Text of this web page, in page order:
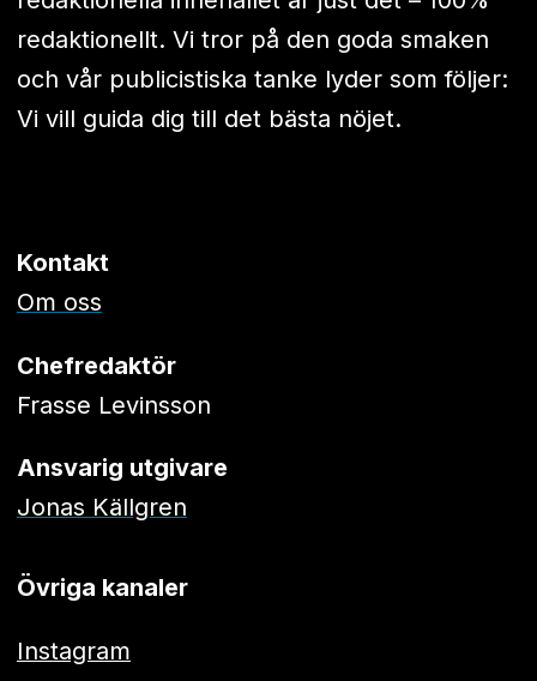
redaktionellt. Vi tror på den goda smaken
och vår publicistiska tanke lyder som följer:
Vi vill guida dig till det bästa nöjet.
Kontakt
Om oss
Chefredaktör
Frasse Levinsson
Ansvarig utgivare
Jonas Källgren
Övriga kanaler
Instagram